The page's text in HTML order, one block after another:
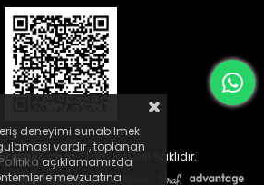
- Tüm Hakları Saklıdır.
deneyimi sunabilmek
vardır , toplanan
açıklamamızda
mevzuatına